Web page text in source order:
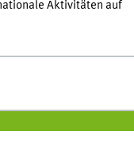
Aktivitäten auf